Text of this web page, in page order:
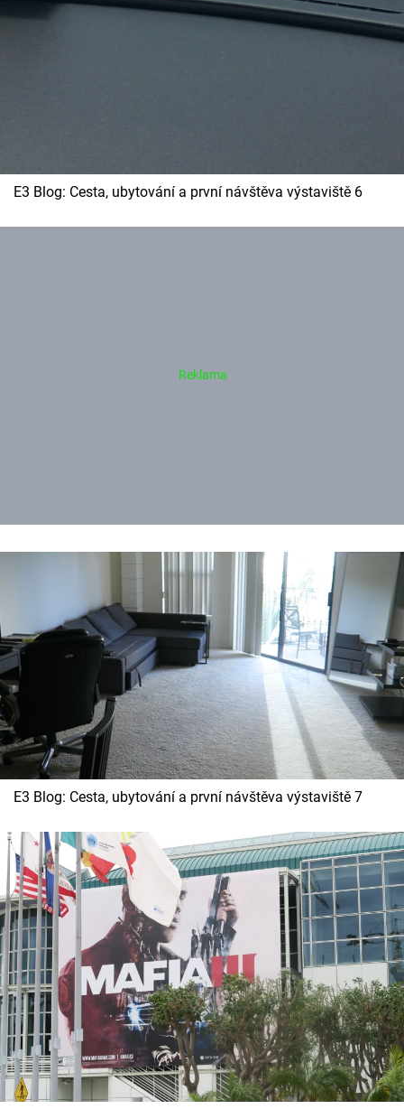
E3 Blog: Cesta, ubytování a první návštěva výstaviště 6
E3 Blog: Cesta, ubytování a první návštěva výstaviště 7